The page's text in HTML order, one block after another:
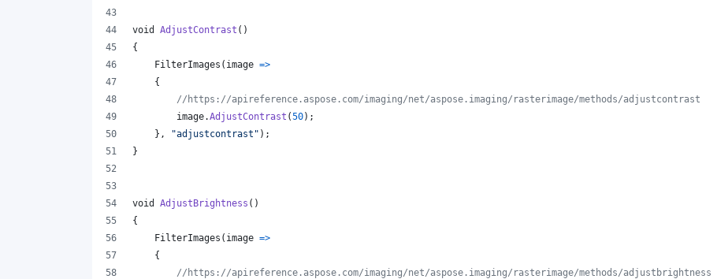
void AdjustContrast ( )
{
FilterImages ( image =>
{
//https://apireference.aspose.com/imaging/net/aspose.imaging/rasterimage/methods/adjustcontrast
image.AdjustContrast (50) ;
} , "adjustcontrast" ) ;
}
void AdjustBrightness ( )
{
FilterImages ( image =>
{
//https://apireference.aspose.com/imaging/net/aspose.imaging/rasterimage/methods/adjustbrightness